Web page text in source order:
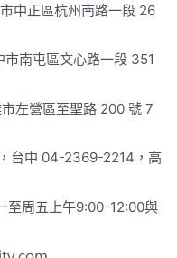
中正區杭州南路一段 26
南屯區文心路一段 351
左營區至聖路 200 號 7
台中 04-2369-2214，高
周五上午9:00-12:00與